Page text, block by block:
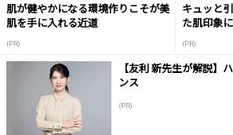
肌が健やかになる環境作りこそが美
肌を手に入れる近道
(PR)
キュッと
た肌印象に
(PR)
【友利 新先生が解説】
ンス
(PR)